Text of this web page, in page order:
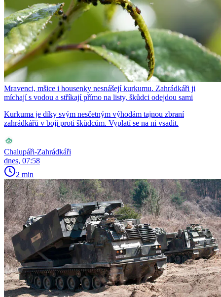
Mravenci, mšice i housenky nesnášejí kurkumu. Zahrádkáři ji
míchají s vodou a stříkají přímo na listy, škůdci odejdou sami
Kurkuma je díky svým nesčetným výhodám tajnou zbraní
zahrádkářů v boji proti škůdcům. Vyplatí se na ni vsadit.
Chalupáři-Zahrádkáři
dnes, 07:58
2 min